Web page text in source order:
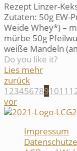
Rezept Linzer-
Zutaten: 50g EW-
Weide Whey*) –
mürbe 50g
weiße Mandeln
Do you like it?
Lies mehr
zurück
1 234567891011
vor
Impressum